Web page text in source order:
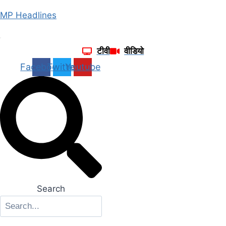
to
MP Headlines
टीवी वीडियो
FacebookTwitterYoutube
Search